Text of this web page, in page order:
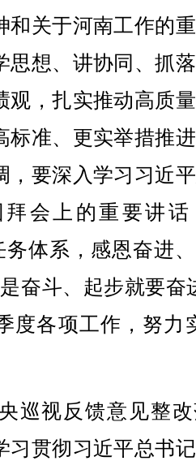
和关于河南工作的
思想、讲协同、抓
观，扎实推动高质
标准、更实举措推
，要深入学习习近
拜会上的重要讲话
务体系，感恩奋进
奋斗、起步就要奋
度各项工作，努力
视反馈意见整改
习贯彻习近平总书